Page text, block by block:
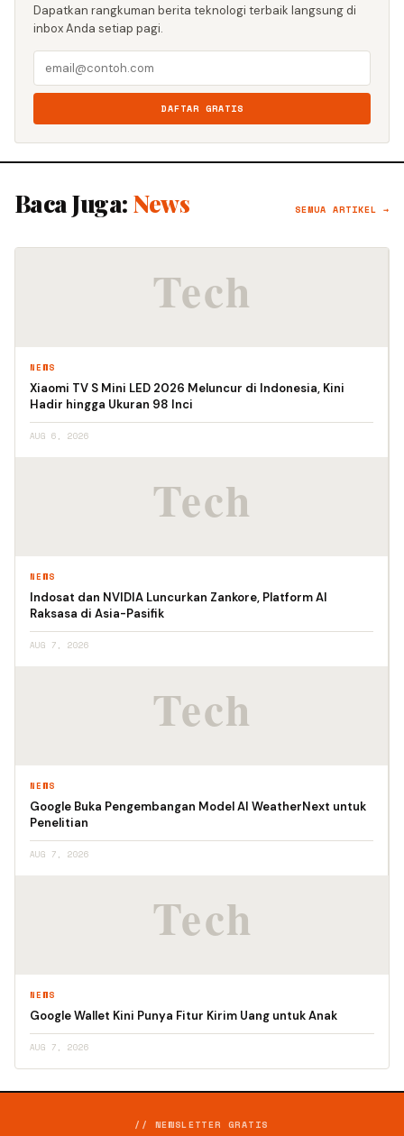
Dapatkan rangkuman berita teknologi terbaik langsung di
inbox Anda setiap pagi.
DAFTAR GRATIS
Baca Juga: News SEMUA ARTIKEL →
NEWS
Xiaomi TV S Mini LED 2026 Meluncur di Indonesia, Kini
Hadir hingga Ukuran 98 Inci
AUG 6, 2026
NEWS
Indosat dan NVIDIA Luncurkan Zankore, Platform AI
Raksasa di Asia-Pasifik
AUG 7, 2026
NEWS
Google Buka Pengembangan Model AI WeatherNext untuk
Penelitian
AUG 7, 2026
NEWS
Google Wallet Kini Punya Fitur Kirim Uang untuk Anak
AUG 7, 2026
// NEWSLETTER GRATIS